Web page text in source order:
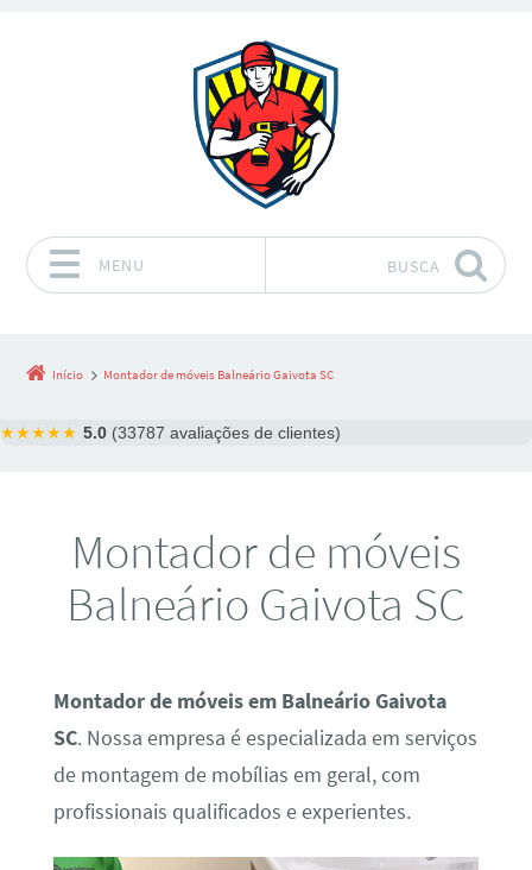
MENU BUSCA
Início Montador de móveis Balneário Gaivota SC
★★★★★ 5.0 (33787 avaliações de clientes)
Montador de móveis
Balneário Gaivota SC
Montador de móveis em Balneário Gaivota
SC. Nossa empresa é especializada em serviços
de montagem de mobílias em geral, com
profissionais qualificados e experientes.